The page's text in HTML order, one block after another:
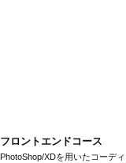
フロントエンドコース
PhotoShop/XDを用いたコーデ